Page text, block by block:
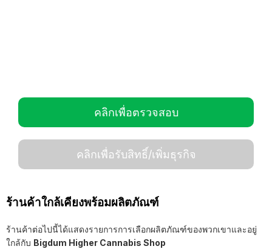
คลิกเพื่อตรวจสอบ
คลิกเพื่อรับสิทธิ์/เพิ่มธุรกิจ
ร้านค้าใกล้เคียงพร้อมผลิตภัณฑ์
ร้านค้าต่อไปนี้ได้แสดงรายการการเลือกผลิตภัณฑ์ของพวกเขาและอยู่
ใกล้กับ Bigdum Higher Cannabis Shop